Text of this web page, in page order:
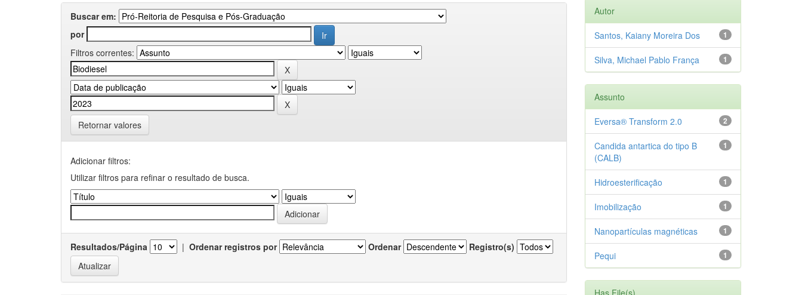
Buscar em:
por
Filtros correntes:
Retornar valores
Adicionar filtros:
Utilizar filtros para refinar o resultado de busca.
Resultados/Página | Ordenar registros por Ordenar Registro(s)
Autor
1
Santos, Kaiany Moreira Dos
1
Silva, Michael Pablo França
Assunto
2
Eversa® Transform 2.0
1
Candida antartica do tipo B
(CALB)
1
Hidroesterificação
1
Imobilização
1
Nanopartículas magnéticas
1
Pequi
Has File(s)